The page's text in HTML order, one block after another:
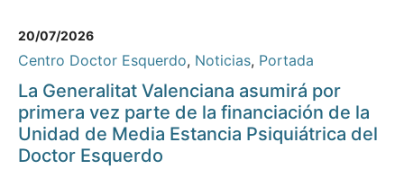
20/07/2026
Centro Doctor Esquerdo, Noticias, Portada
La Generalitat Valenciana asumirá por
primera vez parte de la financiación de la
Unidad de Media Estancia Psiquiátrica del
Doctor Esquerdo